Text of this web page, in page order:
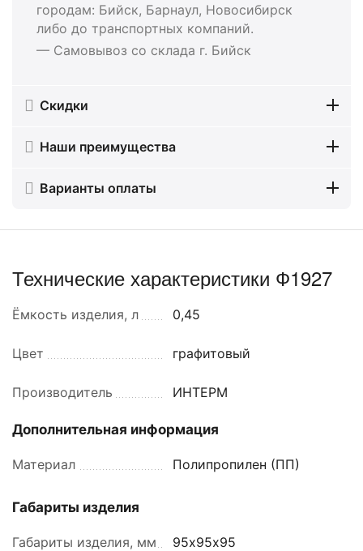
городам: Бийск, Барнаул, Новосибирск
либо до транспортных компаний.
— Самовывоз со склада г. Бийск
Скидки
Наши преимущества
Варианты оплаты
Технические характеристики Ф1927
Ёмкость изделия, л 0,45
Цвет графитовый
Производитель ИНТЕРМ
Дополнительная информация
Материал Полипропилен (ПП)
Габариты изделия
Габариты изделия, мм
95х95х95